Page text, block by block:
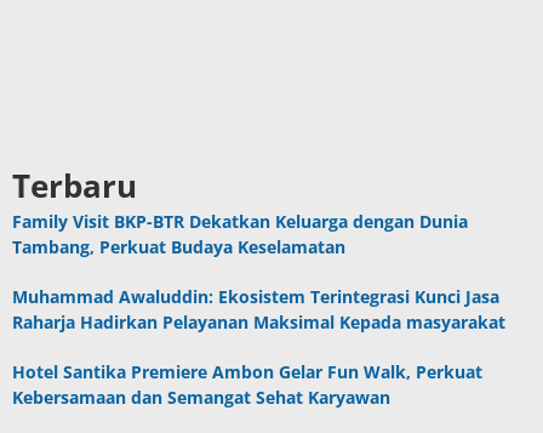
Terbaru
Family Visit BKP-BTR Dekatkan Keluarga dengan Dunia
Tambang, Perkuat Budaya Keselamatan
Muhammad Awaluddin: Ekosistem Terintegrasi Kunci Jasa
Raharja Hadirkan Pelayanan Maksimal Kepada masyarakat
Hotel Santika Premiere Ambon Gelar Fun Walk, Perkuat
Kebersamaan dan Semangat Sehat Karyawan